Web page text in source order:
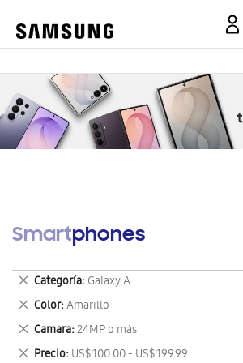
Smartphones
Categoría Galaxy A
Eliminar
este
artículo
Color Amarillo
Eliminar
este
artículo
Camara 24MP o más
Eliminar
este
Precio US$ 100.00 - US$ 199.99
Eliminar